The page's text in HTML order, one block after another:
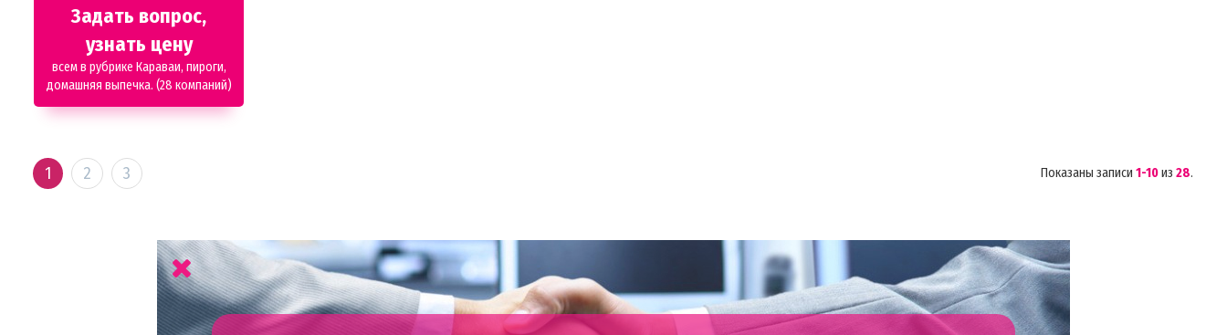
Задать вопрос,
узнать цену
всем в рубрике Караваи, пироги,
домашняя выпечка. (28 компаний)
1 2 3 Показаны записи 1-10из 28.